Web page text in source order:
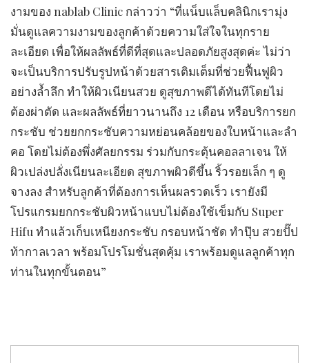
งามของ nablab Clinic กล่าวว่า “ที่แน็บแล็บคลินิกเรามุ่ง
มั่นดูแลความงามของลูกค้าด้วยความใส่ใจในทุกราย
ละเอียด เพื่อให้ผลลัพธ์ที่ดีที่สุดและปลอดภัยสูงสุดค่ะ ไม่ว่า
จะเป็นบริการปรับรูปหน้าด้วยสารเติมเต็มที่ช่วยฟื้นฟูผิว
อย่างล้ำลึก ทำให้ผิวเนียนสวย ดูสุขภาพดีได้ทันทีโดยไม่
ต้องผ่าตัด และผลลัพธ์ที่ยาวนานถึง 12 เดือน หรือบริการยก
กระชับ ช่วยยกกระชับความหย่อนคล้อยของใบหน้าและลำ
คอ โดยไม่ต้องพึ่งศัลยกรรม ร่วมกับกระตุ้นคอลลาเจน ให้
ผิวเปล่งปลั่งเนียนละเอียด สุขภาพผิวดีขึ้น ริ้วรอยเล็ก ๆ ดู
จางลง สำหรับลูกค้าที่ต้องการเห็นผลรวดเร็ว เรายังมี
โปรแกรมยกกระชับผิวหน้าแบบไม่ต้องใช้เข็มกับ Super
Hifu ทำแล้วเก็บเหนียงกระชับ กรอบหน้าชัด ทำปุ๊บ สวยปั๊ป
ท้ากาลเวลา พร้อมโปรโมชั่นสุดคุ้ม เราพร้อมดูแลลูกค้าทุก
ท่านในทุกขั้นตอน”